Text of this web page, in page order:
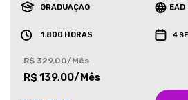
GRADUAÇÃO EAD
1.800 HORAS 4
R$ 329,00/Mês
R$ 139,00/Mês